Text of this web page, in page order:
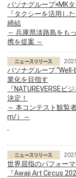
パソナグループ×MK
『タクシーを活用し
締結
～ 兵庫県淡路島をも
携を提案 ～
パソナグループ
業化を目指す
『NATUREVERSE
決定！
～ 本コンテスト観
m/）～
世界屈指のパフォー
『Awaji Art Circus